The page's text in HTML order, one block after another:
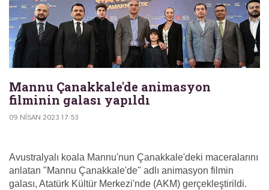
Mannu Çanakkale'de animasyon
filminin galası yapıldı
09 NISAN 2023 17:53
Avustralyalı koala Mannu'nun Çanakkale'deki maceralarını
anlatan "Mannu Çanakkale'de" adlı animasyon filmin
galası, Atatürk Kültür Merkezi'nde (AKM) gerçekleştirildi.